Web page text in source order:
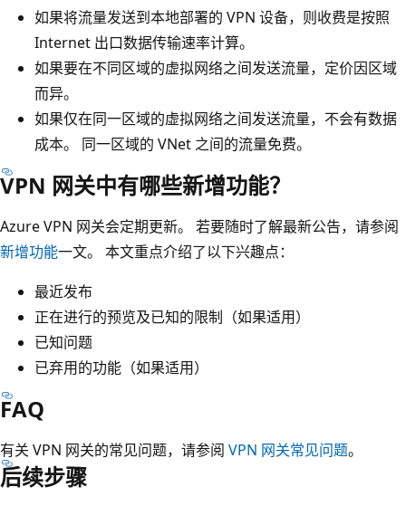
如果将流量发送到本地部署的 VPN 设备，则收费是按照
Internet 出口数据传输速率计算。
如果要在不同区域的虚拟网络之间发送流量，定价因区域
而异。
如果仅在同一区域的虚拟网络之间发送流量，不会有数据
成本。 同一区域的 VNet 之间的流量免费。
VPN 网关中有哪些新增功能？
Azure VPN 网关会定期更新。 若要随时了解最新公告，请参阅
新增功能一文。 本文重点介绍了以下兴趣点：
最近发布
正在进行的预览及已知的限制（如果适用）
已知问题
已弃用的功能（如果适用）
FAQ
有关 VPN 网关的常见问题，请参阅 VPN 网关常见问题。
后续步骤